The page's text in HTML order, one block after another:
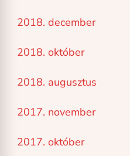
2018. december
2018. október
2018. augusztus
2017. november
2017. október